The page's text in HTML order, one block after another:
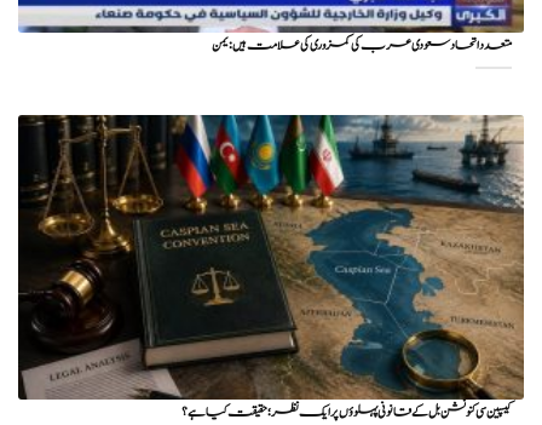
متعدد اتحاد سعودی عرب کی کمزوری کی علامت ہیں : یمن
کیسپین سی کنونشن بل کے قانونی پہلوؤں پر ایک نظر؛ حقیقت کیا ہے؟